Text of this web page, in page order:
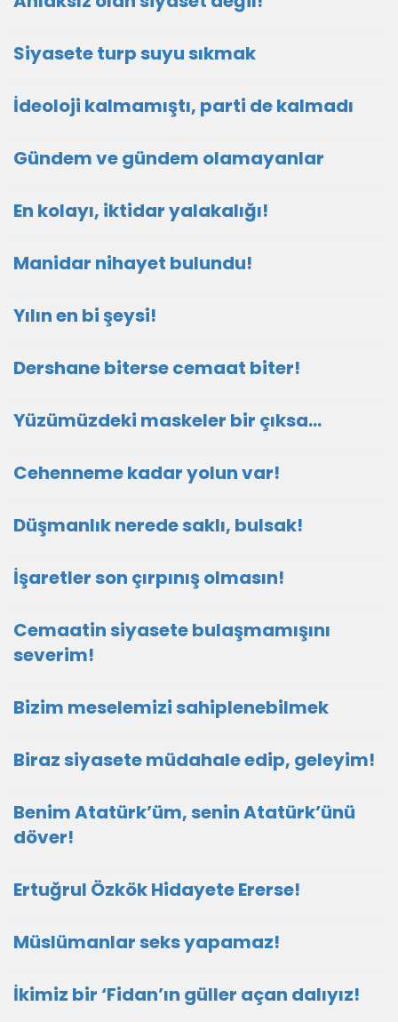
Siyasete turp suyu sıkmak
İdeoloji kalmamıştı, parti de kalmadı
Gündem ve gündem olamayanlar
En kolayı, iktidar yalakalığı!
Manidar nihayet bulundu!
Yılın en bi şeysi!
Dershane biterse cemaat biter!
Yüzümüzdeki maskeler bir çıksa…
Cehenneme kadar yolun var!
Düşmanlık nerede saklı, bulsak!
İşaretler son çırpınış olmasın!
Cemaatin siyasete bulaşmamışını
severim!
Bizim meselemizi sahiplenebilmek
Biraz siyasete müdahale edip, geleyim!
Benim Atatürk’üm, senin Atatürk’ünü
döver!
Ertuğrul Özkök Hidayete Ererse!
Müslümanlar seks yapamaz!
İkimiz bir ‘Fidan’ın güller açan dalıyız!